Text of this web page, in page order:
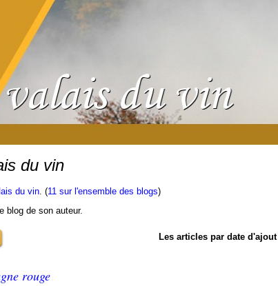
du vin
du vin. (11 sur l'ensemble des blogs)
blog de son auteur.
Les articles par date d'ajout|
rouge